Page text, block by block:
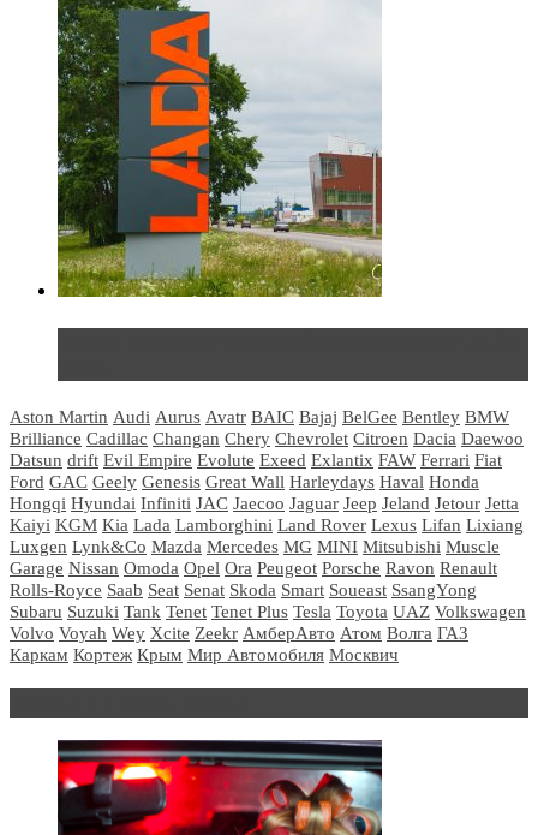
Aston Martin Audi Aurus Avatr BAIC Bajaj BelGee Bentley BMW
Brilliance Cadillac Changan Chery Chevrolet Citroen Dacia Daewoo
Datsun drift Evil Empire Evolute Exeed Exlantix FAW Ferrari Fiat
Ford GAC Geely Genesis Great Wall Harleydays Haval Honda
Hongqi Hyundai Infiniti JAC Jaecoo Jaguar Jeep Jeland Jetour Jetta
Kaiyi KGM Kia Lada Lamborghini Land Rover Lexus Lifan Lixiang
Luxgen Lynk&Co Mazda Mercedes MG MINI Mitsubishi Muscle
Garage Nissan Omoda Opel Ora Peugeot Porsche Ravon Renault
Rolls-Royce Saab Seat Senat Skoda Smart Soueast SsangYong
Subaru Suzuki Tank Tenet Tenet Plus Tesla Toyota UAZ Volkswagen
Volvo Voyah Wey Xcite Zeekr АмберАвто Атом Волга ГАЗ
Каркам Кортеж Крым Мир Автомобиля Москвич